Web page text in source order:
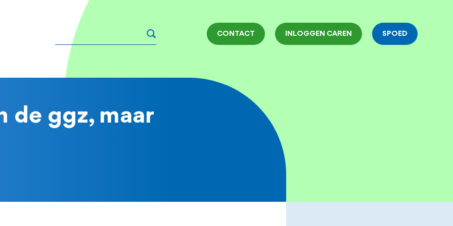
Zoeken CONTACT INLOGGEN CAREN SPOED
de ggz, maar